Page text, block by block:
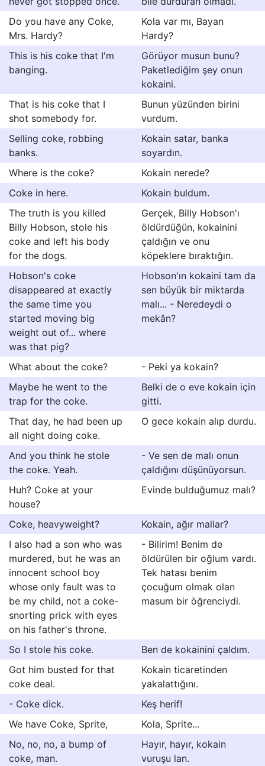
Do you have any Coke,
Mrs. Hardy?
Kola var mı, Bayan
Hardy?
This is his coke that I'm
banging.
Görüyor musun bunu?
Paketlediğim şey onun
kokaini.
That is his coke that I
shot somebody for.
Bunun yüzünden birini
vurdum.
Selling coke, robbing
banks.
Kokain satar, banka
soyardın.
Where is the coke?
Kokain nerede?
Coke in here.
Kokain buldum.
The truth is you killed
Billy Hobson, stole his
coke and left his body
for the dogs.
Gerçek, Billy Hobson'ı
öldürdüğün, kokainini
çaldığın ve onu
köpeklere bıraktığın.
Hobson's coke
disappeared at exactly
the same time you
started moving big
weight out of... where
was that pig?
Hobson'ın kokaini tam da
sen büyük bir miktarda
malı... - Neredeydi o
mekân?
What about the coke?
- Peki ya kokain?
Maybe he went to the
trap for the coke.
Belki de o eve kokain için
gitti.
That day, he had been up
all night doing coke.
O gece kokain alıp durdu.
And you think he stole
the coke. Yeah.
- Ve sen de malı onun
çaldığını düşünüyorsun.
Huh? Coke at your
house?
Evinde bulduğumuz malı?
Coke, heavyweight?
Kokain, ağır mallar?
I also had a son who was
murdered, but he was an
innocent school boy
whose only fault was to
be my child, not a coke-
snorting prick with eyes
on his father's throne.
- Bilirim! Benim de
öldürülen bir oğlum vardı.
Tek hatası benim
çocuğum olmak olan
masum bir öğrenciydi.
So I stole his coke.
Ben de kokainini çaldım.
Got him busted for that
coke deal.
Kokain ticaretinden
yakalattığını.
- Coke dick.
Keş herif!
We have Coke, Sprite,
Kola, Sprite...
No, no, no, a bump of
coke, man.
Hayır, hayır, kokain
vuruşu lan.